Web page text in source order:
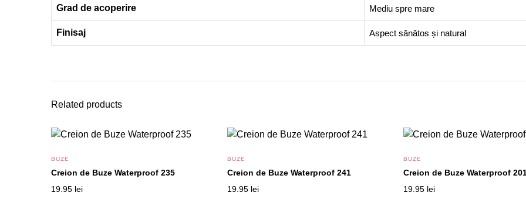
Grad de acoperire Mediu spre mare
Finisaj Aspect sănătos și natural
Related products
BUZE
Creion de Buze Waterproof 235
19.95 lei
BUZE
Creion de Buze Waterproof 241
19.95 lei
BUZE
Creion de Buze Waterproof
19.95 lei